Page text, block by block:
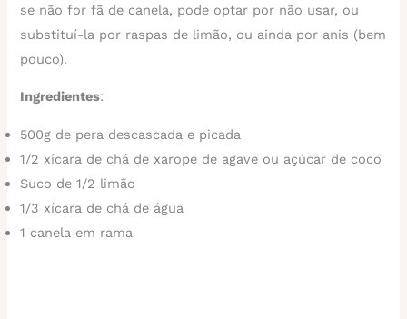
se não for fã de canela, pode optar por não usar, ou
substituí-la por raspas de limão, ou ainda por anis (bem
pouco).
Ingredientes:
500g de pera descascada e picada
1/2 xícara de chá de xarope de agave ou açúcar de coco
Suco de 1/2 limão
1/3 xícara de chá de água
1 canela em rama